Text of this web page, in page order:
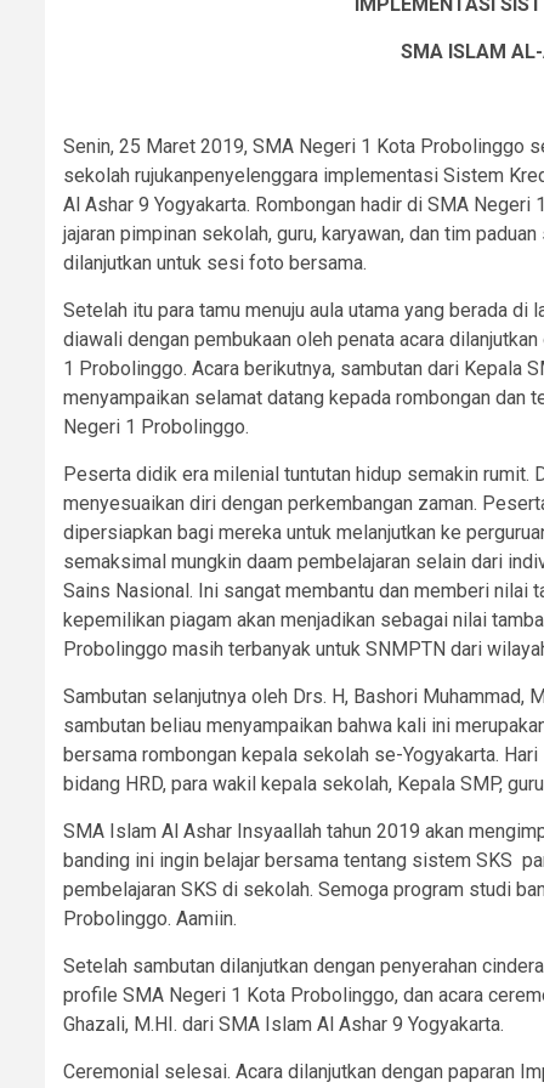
SMA ISLAM
Senin, 25 Maret 2019, SMA Negeri 1 Kota Probolinggo
sekolah rujukanpenyelenggara implementasi Sistem
Al Ashar 9 Yogyakarta. Rombongan hadir di SMA
jajaran pimpinan sekolah, guru, karyawan, dan tim
dilanjutkan untuk sesi foto bersama.
Setelah itu para tamu menuju aula utama yang berada
diawali dengan pembukaan oleh penata acara
1 Probolinggo. Acara berikutnya, sambutan dari Kepala
menyampaikan selamat datang kepada rombongan dan
Negeri 1 Probolinggo.
Peserta didik era milenial tuntutan hidup semakin rumit.
menyesuaikan diri dengan perkembangan zaman.
dipersiapkan bagi mereka untuk melanjutkan ke
semaksimal mungkin daam pembelajaran selain dari
Sains Nasional. Ini sangat membantu dan memberi nilai
kepemilikan piagam akan menjadikan sebagai nilai
Probolinggo masih terbanyak untuk SNMPTN dari
Sambutan selanjutnya oleh Drs. H, Bashori Muhammad,
sambutan beliau menyampaikan bahwa kali ini
bersama rombongan kepala sekolah se-Yogyakarta.
bidang HRD, para wakil kepala sekolah, Kepala SMP,
SMA Islam Al Ashar Insyaallah tahun 2019 akan
banding ini ingin belajar bersama tentang sistem SKS
pembelajaran SKS di sekolah. Semoga program studi
Probolinggo. Aamiin.
Setelah sambutan dilanjutkan dengan penyerahan
profile SMA Negeri 1 Kota Probolinggo, dan acara
Ghazali, M.HI. dari SMA Islam Al Ashar 9 Yogyakarta.
Ceremonial selesai. Acara dilanjutkan dengan paparan